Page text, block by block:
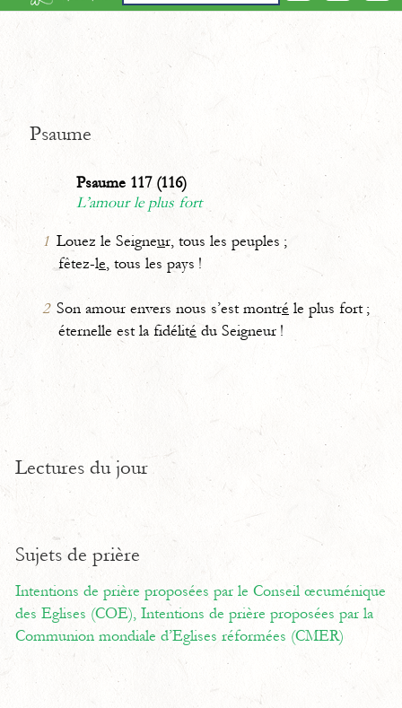
Psaume
Psaume 117 (116)
L’amour le plus fort
1 Louez le Seigneur, tous les peuples ;
fêtez-le, tous les pays !
2 Son amour envers nous s’est montré le plus fort ;
éternelle est la fidélité du Seigneur !
Lectures du jour
Sujets de prière
Intentions de prière proposées par le Conseil œcuménique
des Eglises (COE), Intentions de prière proposées par la
Communion mondiale d’Eglises réformées (CMER)